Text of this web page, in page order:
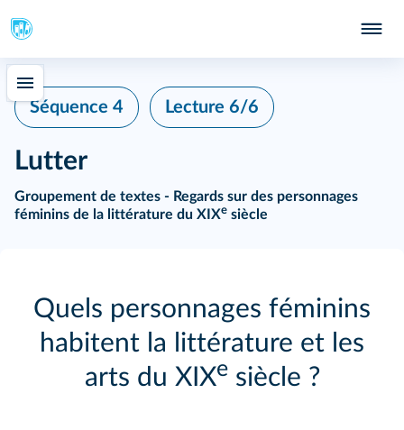
Séquence 4 Lecture 6/6
Lutter
Groupement de textes - Regards sur des personnages
féminins de la littérature du XIXe siècle
Quels personnages féminins
habitent la littérature et les
arts du XIXesiècle ?